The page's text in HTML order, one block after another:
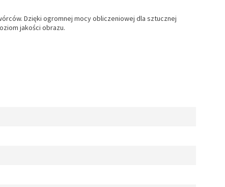
Dzięki ogromnej mocy obliczeniowej dla sztucznej
jakości obrazu.